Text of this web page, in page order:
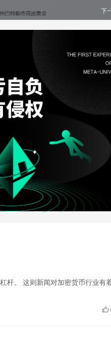
下
杆。 这则新闻对加密货币行业有